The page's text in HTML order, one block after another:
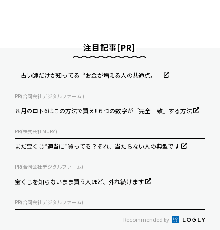
注目記事[PR]
「占い師だけが知ってる〝お金が増える人の共通点〟」
PR(合同会社デジタルファーム )
８月のロト6はこの方法で買え!!６つの数字が『完全一致』する方法
PR(株式会社MURA)
まだ宝くじ“適当に”買ってる？それ、当たらない人の典型です
PR(合同会社デジタルファーム)
宝くじを知らないまま買う人ほど、外れ続けます
PR(合同会社デジタルファーム)
Recommended by